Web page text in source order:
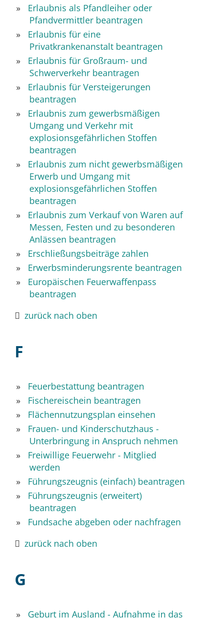
Erlaubnis als Pfandleiher oder
Pfandvermittler beantragen
Erlaubnis für eine
Privatkrankenanstalt beantragen
Erlaubnis für Großraum- und
Schwerverkehr beantragen
Erlaubnis für Versteigerungen
beantragen
Erlaubnis zum gewerbsmäßigen
Umgang und Verkehr mit
explosionsgefährlichen Stoffen
beantragen
Erlaubnis zum nicht gewerbsmäßigen
Erwerb und Umgang mit
explosionsgefährlichen Stoffen
beantragen
Erlaubnis zum Verkauf von Waren auf
Messen, Festen und zu besonderen
Anlässen beantragen
Erschließungsbeiträge zahlen
Erwerbsminderungsrente beantragen
Europäischen Feuerwaffenpass
beantragen
zurück nach oben
F
Feuerbestattung beantragen
Fischereischein beantragen
Flächennutzungsplan einsehen
Frauen- und Kinderschutzhaus -
Unterbringung in Anspruch nehmen
Freiwillige Feuerwehr - Mitglied
werden
Führungszeugnis (einfach) beantragen
Führungszeugnis (erweitert)
beantragen
Fundsache abgeben oder nachfragen
zurück nach oben
G
Geburt im Ausland - Aufnahme in das